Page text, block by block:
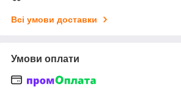
Всі умови доставки
Умови оплати